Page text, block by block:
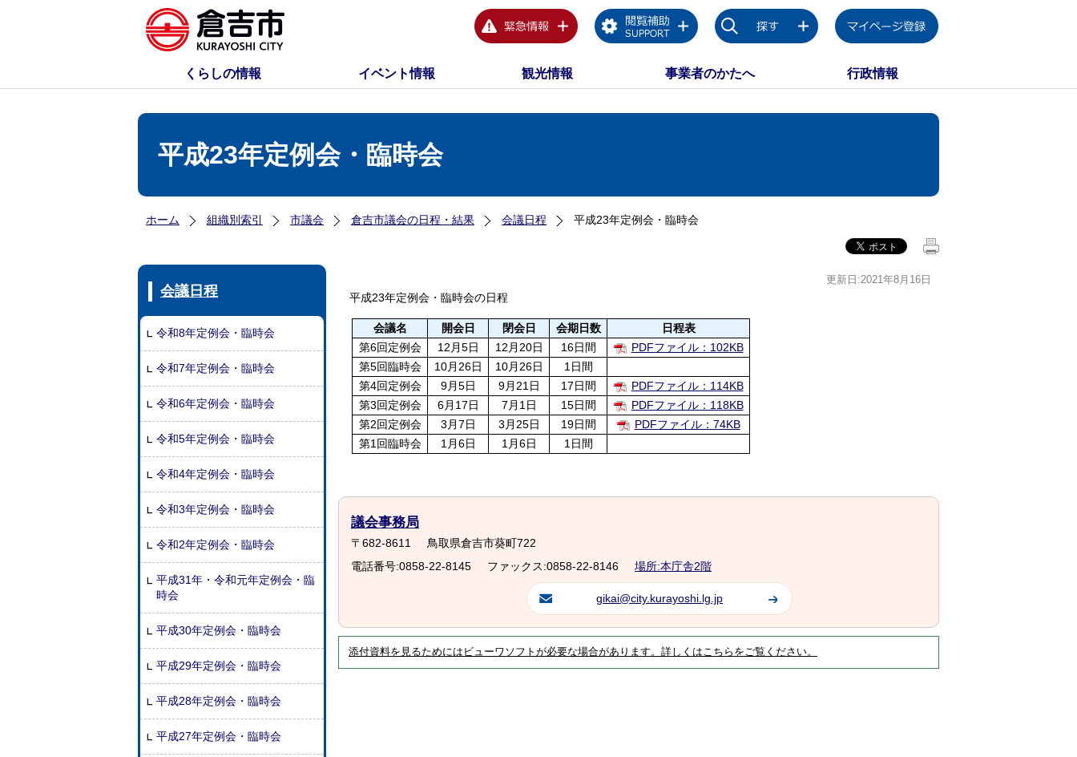
くらしの情報 イベント情報 観光情報 事業者のかたへ 行政情報
平成23年定例会・臨時会
ホーム 組織別索引 市議会 倉吉市議会の日程・結果 会議日程 平成23年定例会・臨時会
会議日程
令和8年定例会・臨時会
令和7年定例会・臨時会
令和6年定例会・臨時会
令和5年定例会・臨時会
令和4年定例会・臨時会
令和3年定例会・臨時会
令和2年定例会・臨時会
平成31年・令和元年定例会・臨
時会
平成30年定例会・臨時会
平成29年定例会・臨時会
平成28年定例会・臨時会
平成27年定例会・臨時会
更新日:2021年8月16日
平成23年定例会・臨時会の日程
会議名 開会日 閉会日 会期日数
日程表
第6回定例会
12月5日 12月20日 16日間
PDFファイル：102KB
第5回臨時会
10月26日 10月26日
1日間
第4回定例会
9月5日 9月21日 17日間
PDFファイル：114KB
第3回定例会
6月17日 7月1日 15日間
PDFファイル：118KB
第2回定例会
3月7日 3月25日 19日間
PDFファイル：74KB
第1回臨時会
1月6日 1月6日 1日間
議会事務局
〒682-8611
鳥取県倉吉市葵町722
電話番号:0858-22-8145
ファックス:0858-22-8146 場所:本庁舎2階
gikai@city.kurayoshi.lg.jp
添付資料を見るためにはビューワソフトが必要な場合があります。詳しくはこちらをご覧ください。